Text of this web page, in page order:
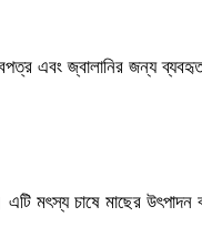
এবং জ্বালানির জন্য
মৎস্য চাষে মাছের উৎপাদন